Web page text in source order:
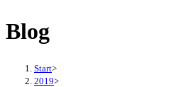
Blog
Start>
2019>